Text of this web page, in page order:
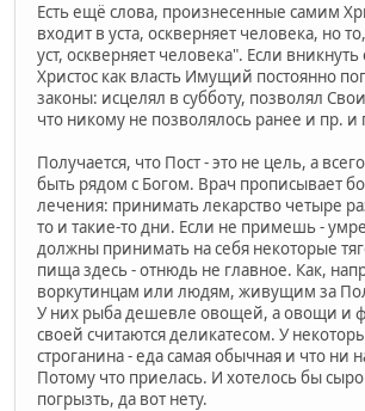
Есть ещё слова, произнесенные самим
входит в уста, оскверняет человека, но
уст, оскверняет человека". Если
Христос как власть Имущий постоянно
законы: исцелял в субботу, позволял
что никому не позволялось ранее и пр. и
Получается, что Пост - это не цель, а
быть рядом с Богом. Врач прописывает
лечения: принимать лекарство четыре
то и такие-то дни. Если не примешь -
должны принимать на себя некоторые
пища здесь - отнюдь не главное. Как,
воркутинцам или людям, живущим за
У них рыба дешевле овощей, а овощи и
своей считаются деликатесом. У
строганина - еда самая обычная и что ни
Потому что приелась. И хотелось бы
погрызть, да вот нету.